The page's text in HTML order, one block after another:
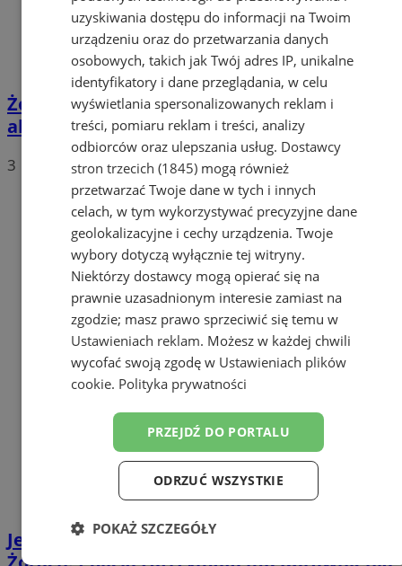
Żory: recydywista zatrzymany za jazdę po
alkoholu. Sąd wydał szybki wyrok
3
Jechał 109 km/h w terenie zabudowanym w
uzyskiwania dostępu do informacji na Twoim
urządzeniu oraz do przetwarzania danych
osobowych, takich jak Twój adres IP, unikalne
identyfikatory i dane przeglądania, w celu
wyświetlania spersonalizowanych reklam i
treści, pomiaru reklam i treści, analizy
odbiorców oraz ulepszania usług. Dostawcy
stron trzecich (1845) mogą również
przetwarzać Twoje dane w tych i innych
celach, w tym wykorzystywać precyzyjne dane
geolokalizacyjne i cechy urządzenia. Twoje
wybory dotyczą wyłącznie tej witryny.
Niektórzy dostawcy mogą opierać się na
prawnie uzasadnionym interesie zamiast na
zgodzie; masz prawo sprzeciwić się temu w
Ustawieniach reklam. Możesz w każdej chwili
wycofać swoją zgodę w Ustawieniach plików
cookie. Polityka prywatności
PRZEJDŹ DO PORTALU
ODRZUĆ WSZYSTKIE
POKAŻ SZCZEGÓŁY